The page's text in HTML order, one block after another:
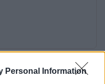
Personal Information